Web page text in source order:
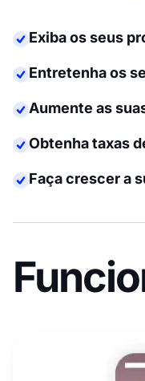
Exiba os seus
Entretenha os
Aumente as
Obtenha taxas
Faça crescer a